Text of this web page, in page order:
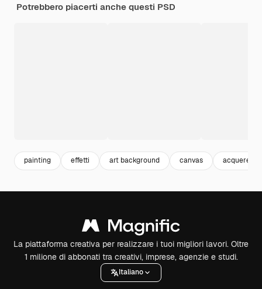
Potrebbero piacerti anche questi PSD
painting effetti art background canvas acquerello
La piattaforma creativa per realizzare i tuoi migliori lavori. Oltre
1 milione di abbonati tra creativi, imprese, agenzie e studi.
Italiano